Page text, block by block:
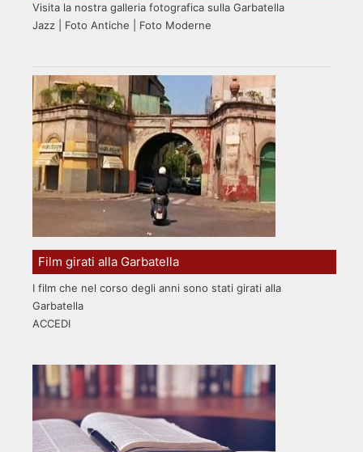
Visita la nostra galleria fotografica sulla Garbatella
Jazz | Foto Antiche | Foto Moderne
Film girati alla Garbatella
I film che nel corso degli anni sono stati girati alla
Garbatella
ACCEDI